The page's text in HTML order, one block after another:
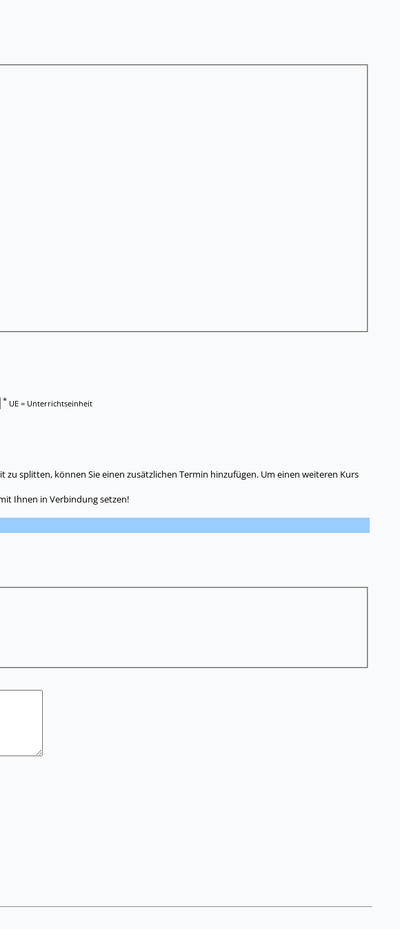
* UE = Unterrichtseinheit
splitten, können Sie einen zusätzlichen Termin hinzufügen. Um einen weiteren Kurs
Ihnen in Verbindung setzen!